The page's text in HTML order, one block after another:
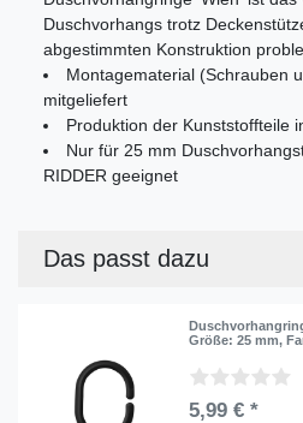
Duschvorhangs trotz
abgestimmten Konstruktion
Montagematerial (Schrauben
mitgeliefert
Produktion der Kunststoffteile
Nur für 25 mm
RIDDER geeignet
Das passt dazu
Größe: 25 mm,
5,99 € *